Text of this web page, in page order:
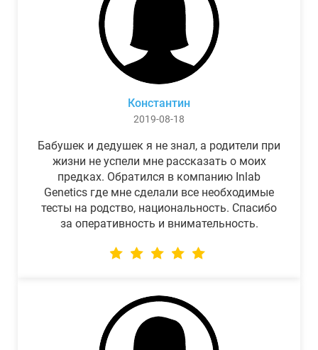
Константин
2019-08-18
Бабушек и дедушек я не знал, а родители при
жизни не успели мне рассказать о моих
предках. Обратился в компанию Inlab
Genetics где мне сделали все необходимые
тесты на родство, национальность. Спасибо
за оперативность и внимательность.